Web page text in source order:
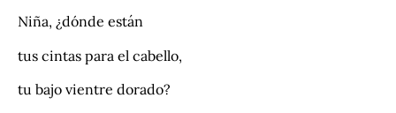
Niña, ¿dónde están
tus cintas para el cabello,
tu bajo vientre dorado?